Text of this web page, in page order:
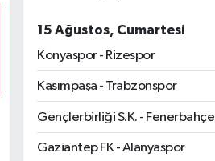
15 Ağustos, Cumartesi
Konyaspor - Rizespor
Kasımpaşa - Trabzonspor
Gençlerbirliği S.K. - Fenerbahçe
Gaziantep FK - Alanyaspor